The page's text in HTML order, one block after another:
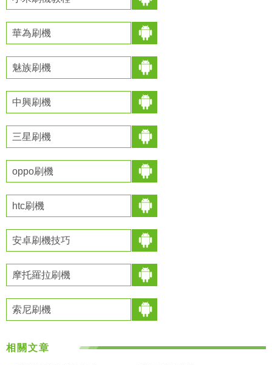
華為刷機
魅族刷機
中興刷機
三星刷機
oppo刷機
htc刷機
安卓刷機技巧
摩托羅拉刷機
索尼刷機
相關文章